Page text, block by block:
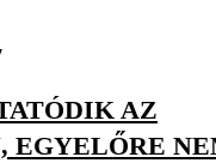
AZ
EGYELŐRE